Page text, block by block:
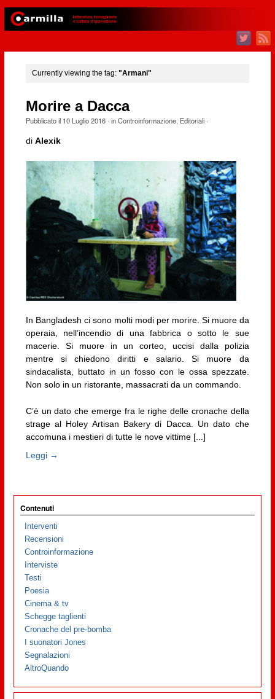
Currently viewing the tag: "Armani"
Morire a Dacca
Pubblicato il 10 Luglio 2016· inControinformazione, Editoriali·
di Alexik
In Bangladesh ci sono molti modi per morire. Si muore da
operaia, nell’incendio di una fabbrica o sotto le sue
macerie. Si muore in un corteo, uccisi dalla polizia
mentre si chiedono diritti e salario. Si muore da
sindacalista, buttato in un fosso con le ossa spezzate.
Non solo in un ristorante, massacrati da un commando.
C’è un dato che emerge fra le righe delle cronache della
strage al Holey Artisan Bakery di Dacca. Un dato che
accomuna i mestieri di tutte le nove vittime [...]
Leggi →
Contenuti
Interventi
Recensioni
Controinformazione
Interviste
Testi
Poesia
Cinema & tv
Schegge taglienti
Cronache del pre-bomba
I suonatori Jones
Segnalazioni
AltroQuando